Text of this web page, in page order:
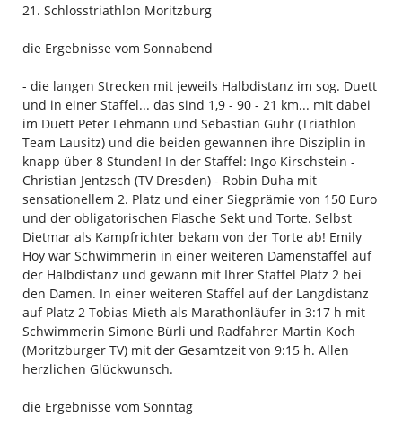
21. Schlosstriathlon Moritzburg
die Ergebnisse vom Sonnabend
- die langen Strecken mit jeweils Halbdistanz im sog. Duett
und in einer Staffel... das sind 1,9 - 90 - 21 km... mit dabei
im Duett Peter Lehmann und Sebastian Guhr (Triathlon
Team Lausitz) und die beiden gewannen ihre Disziplin in
knapp über 8 Stunden! In der Staffel: Ingo Kirschstein -
Christian Jentzsch (TV Dresden) - Robin Duha mit
sensationellem 2. Platz und einer Siegprämie von 150 Euro
und der obligatorischen Flasche Sekt und Torte. Selbst
Dietmar als Kampfrichter bekam von der Torte ab! Emily
Hoy war Schwimmerin in einer weiteren Damenstaffel auf
der Halbdistanz und gewann mit Ihrer Staffel Platz 2 bei
den Damen. In einer weiteren Staffel auf der Langdistanz
auf Platz 2 Tobias Mieth als Marathonläufer in 3:17 h mit
Schwimmerin Simone Bürli und Radfahrer Martin Koch
(Moritzburger TV) mit der Gesamtzeit von 9:15 h. Allen
herzlichen Glückwunsch.
die Ergebnisse vom Sonntag